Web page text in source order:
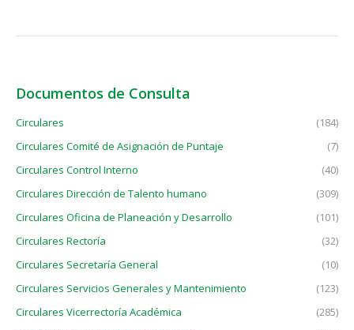
Documentos de Consulta
Circulares
(184)
Circulares Comité de Asignación de Puntaje
(7)
Circulares Control Interno
(40)
Circulares Dirección de Talento humano
(309)
Circulares Oficina de Planeación y Desarrollo
(101)
Circulares Rectoría
(32)
Circulares Secretaría General
(10)
Circulares Servicios Generales y Mantenimiento
(123)
Circulares Vicerrectoría Académica
(285)